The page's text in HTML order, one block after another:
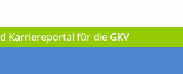
Karriereportal für die GKV